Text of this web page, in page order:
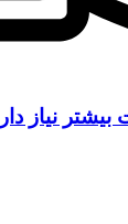
نیاز